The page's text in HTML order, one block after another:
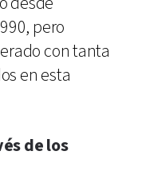
pero
con tanta
en esta
de los